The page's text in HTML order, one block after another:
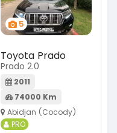
5
Toyota Prado
Prado 2.0
2011
74000 Km
Abidjan (Cocody)
PRO